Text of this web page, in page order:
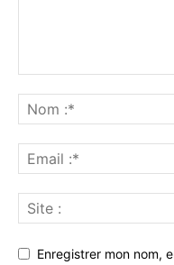
Enregistrer mon nom,